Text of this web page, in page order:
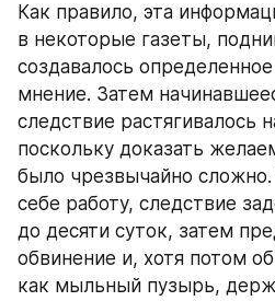
Как правило, эта
в некоторые газеты,
создавалось
мнение. Затем
следствие растягивалось
поскольку доказать
было чрезвычайно
себе работу, следствие
до десяти суток, затем
обвинение и, хотя потом
как мыльный пузырь,